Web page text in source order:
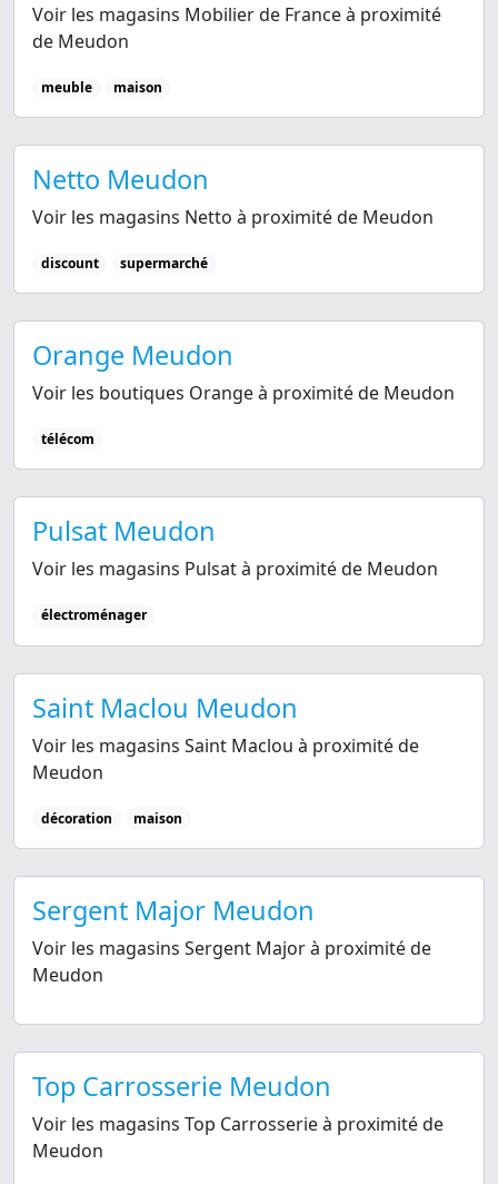
Voir les magasins Mobilier de France à proximité
de Meudon
meuble maison
Netto Meudon
Voir les magasins Netto à proximité de Meudon
discount supermarché
Orange Meudon
Voir les boutiques Orange à proximité de Meudon
télécom
Pulsat Meudon
Voir les magasins Pulsat à proximité de Meudon
électroménager
Saint Maclou Meudon
Voir les magasins Saint Maclou à proximité de
Meudon
décoration maison
Sergent Major Meudon
Voir les magasins Sergent Major à proximité de
Meudon
Top Carrosserie Meudon
Voir les magasins Top Carrosserie à proximité de
Meudon